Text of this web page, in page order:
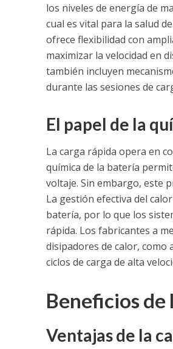
los niveles de energía de
cual es vital para la salud
ofrece flexibilidad con
maximizar la velocidad en
también incluyen
durante las sesiones de
El papel de la
La carga rápida opera en
química de la batería
voltaje. Sin embargo, este
La gestión efectiva del
batería, por lo que los
rápida. Los fabricantes a
disipadores de calor,
ciclos de carga de alta
Beneficios de
Ventajas de la